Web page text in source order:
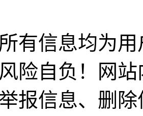
有信息均为
险自负！网
报信息、删